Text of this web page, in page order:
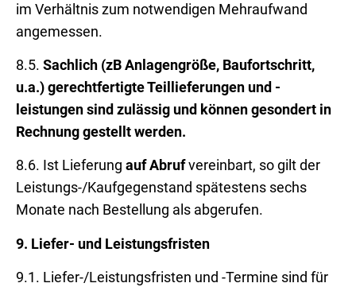
im Verhältnis zum notwendigen Mehraufwand
angemessen.
8.5. Sachlich (zB Anlagengröße, Baufortschritt,
u.a.) gerechtfertigte Teillieferungen und -
leistungen sind zulässig und können gesondert in
Rechnung gestellt werden.
8.6. Ist Lieferung auf Abrufvereinbart, so gilt der
Leistungs-/Kaufgegenstand spätestens sechs
Monate nach Bestellung als abgerufen.
9. Liefer- und Leistungsfristen
9.1. Liefer-/Leistungsfristen und -Termine sind für